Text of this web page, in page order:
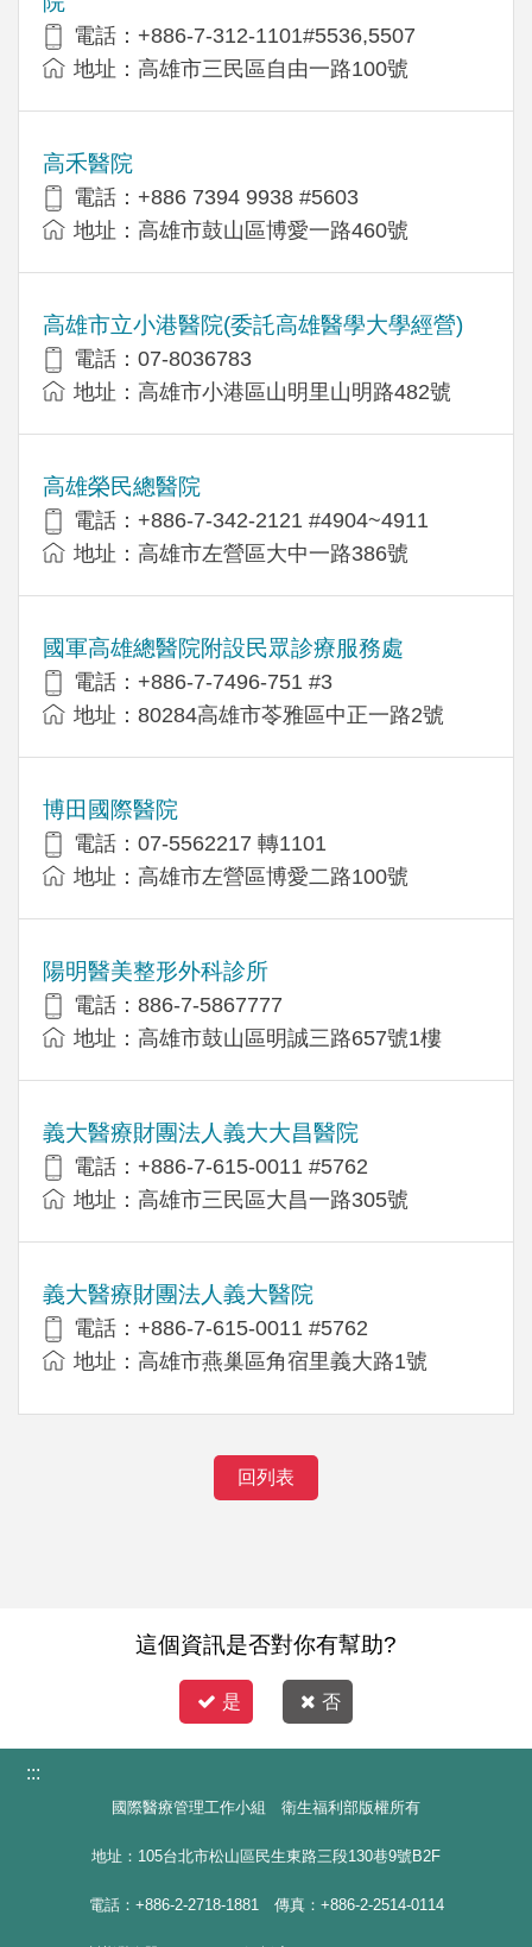
電話：+886-7-312-1101#5536,5507
地址：高雄市三民區自由一路100號
高禾醫院
電話：+886 7394 9938 #5603
地址：高雄市鼓山區博愛一路460號
高雄市立小港醫院(委託高雄醫學大學經營)
電話：07-8036783
地址：高雄市小港區山明里山明路482號
高雄榮民總醫院
電話：+886-7-342-2121 #4904~4911
地址：高雄市左營區大中一路386號
國軍高雄總醫院附設民眾診療服務處
電話：+886-7-7496-751 #3
地址：80284高雄市苓雅區中正一路2號
博田國際醫院
電話：07-5562217 轉1101
地址：高雄市左營區博愛二路100號
陽明醫美整形外科診所
電話：886-7-5867777
地址：高雄市鼓山區明誠三路657號1樓
義大醫療財團法人義大大昌醫院
電話：+886-7-615-0011 #5762
地址：高雄市三民區大昌一路305號
義大醫療財團法人義大醫院
電話：+886-7-615-0011 #5762
地址：高雄市燕巢區角宿里義大路1號
回列表
這個資訊是否對你有幫助?
是 否
:::
國際醫療管理工作小組 衛生福利部版權所有
地址：105台北市松山區民生東路三段130巷9號B2F
電話：+886-2-2718-1881 傳真：+886-2-2514-0114